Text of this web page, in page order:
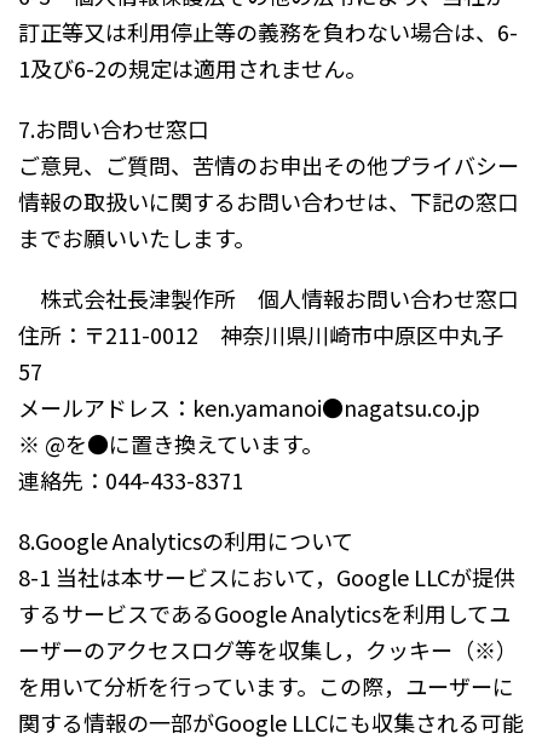
訂正等又は利用停止等の義務を負わない場合は、6-
1及び6-2の規定は適用されません。
7.お問い合わせ窓口
ご意見、ご質問、苦情のお申出その他プライバシー
情報の取扱いに関するお問い合わせは、下記の窓口
までお願いいたします。
株式会社長津製作所 個人情報お問い合わせ窓口
住所：〒211-0012 神奈川県川崎市中原区中丸子
57
メールアドレス：ken.yamanoi●nagatsu.co.jp
※ @を●に置き換えています。
連絡先：044-433-8371
8.Google Analyticsの利用について
8-1 当社は本サービスにおいて，Google LLCが提供
するサービスであるGoogle Analyticsを利用してユ
ーザーのアクセスログ等を収集し，クッキー（※）
を用いて分析を行っています。この際，ユーザーに
関する情報の一部がGoogle LLCにも収集される可能